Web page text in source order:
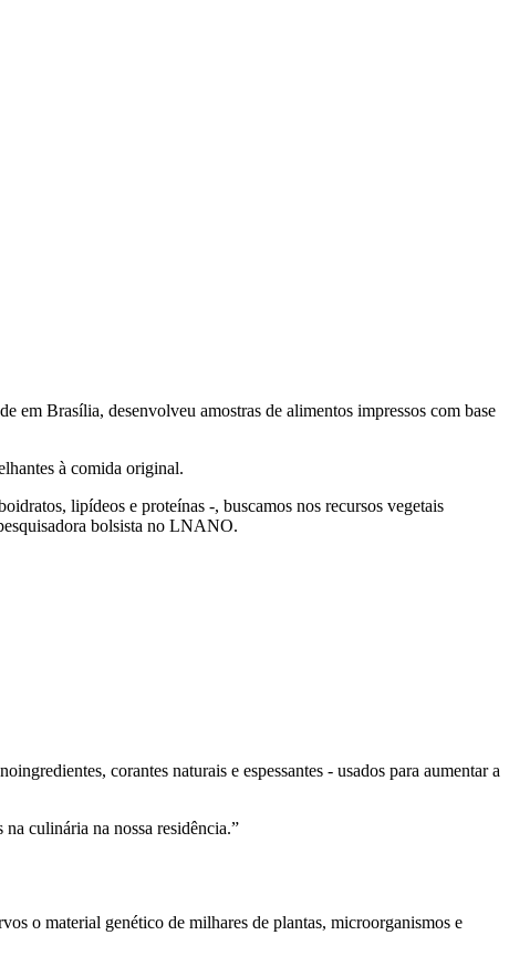
Brasília, desenvolveu amostras de alimentos impressos com base
à comida original.
lipídeos e proteínas -, buscamos nos recursos vegetais
bolsista no LNANO.
corantes naturais e espessantes - usados para aumentar a
culinária na nossa residência.”
o material genético de milhares de plantas, microorganismos e